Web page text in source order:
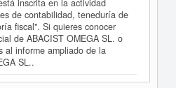
inscrita en la actividad
de contabilidad, teneduría de
fiscal". Si quieres conocer
de ABACIST OMEGA SL. o
al informe ampliado de la
SL..